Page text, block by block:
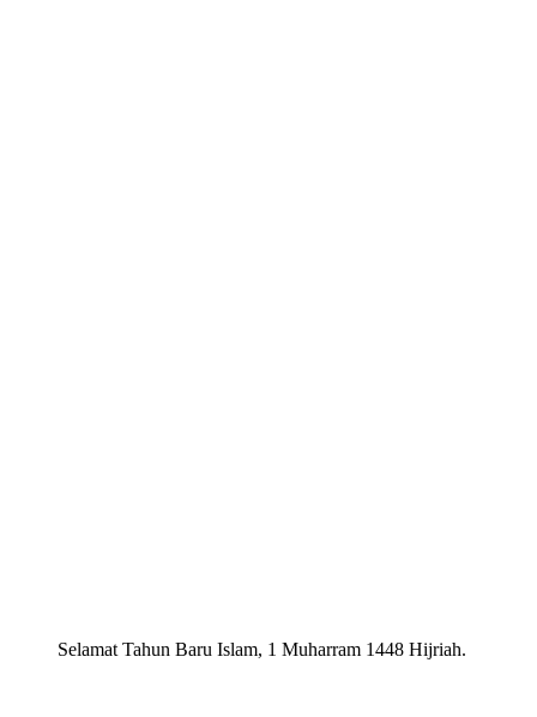
Selamat Tahun Baru Islam, 1 Muharram 1448 Hijriah.